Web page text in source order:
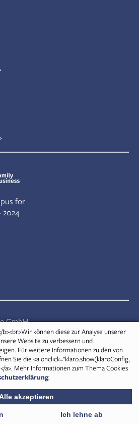
for
2024
GmbH
können diese zur Analyse unserer
Website zu verbessern und
Für weitere Informationen zu den von
Sie die <a onclick="klaro.show(klaroConfig,
a>. Mehr Informationen zum Thema Cookies
.
akzeptieren
Ich lehne ab